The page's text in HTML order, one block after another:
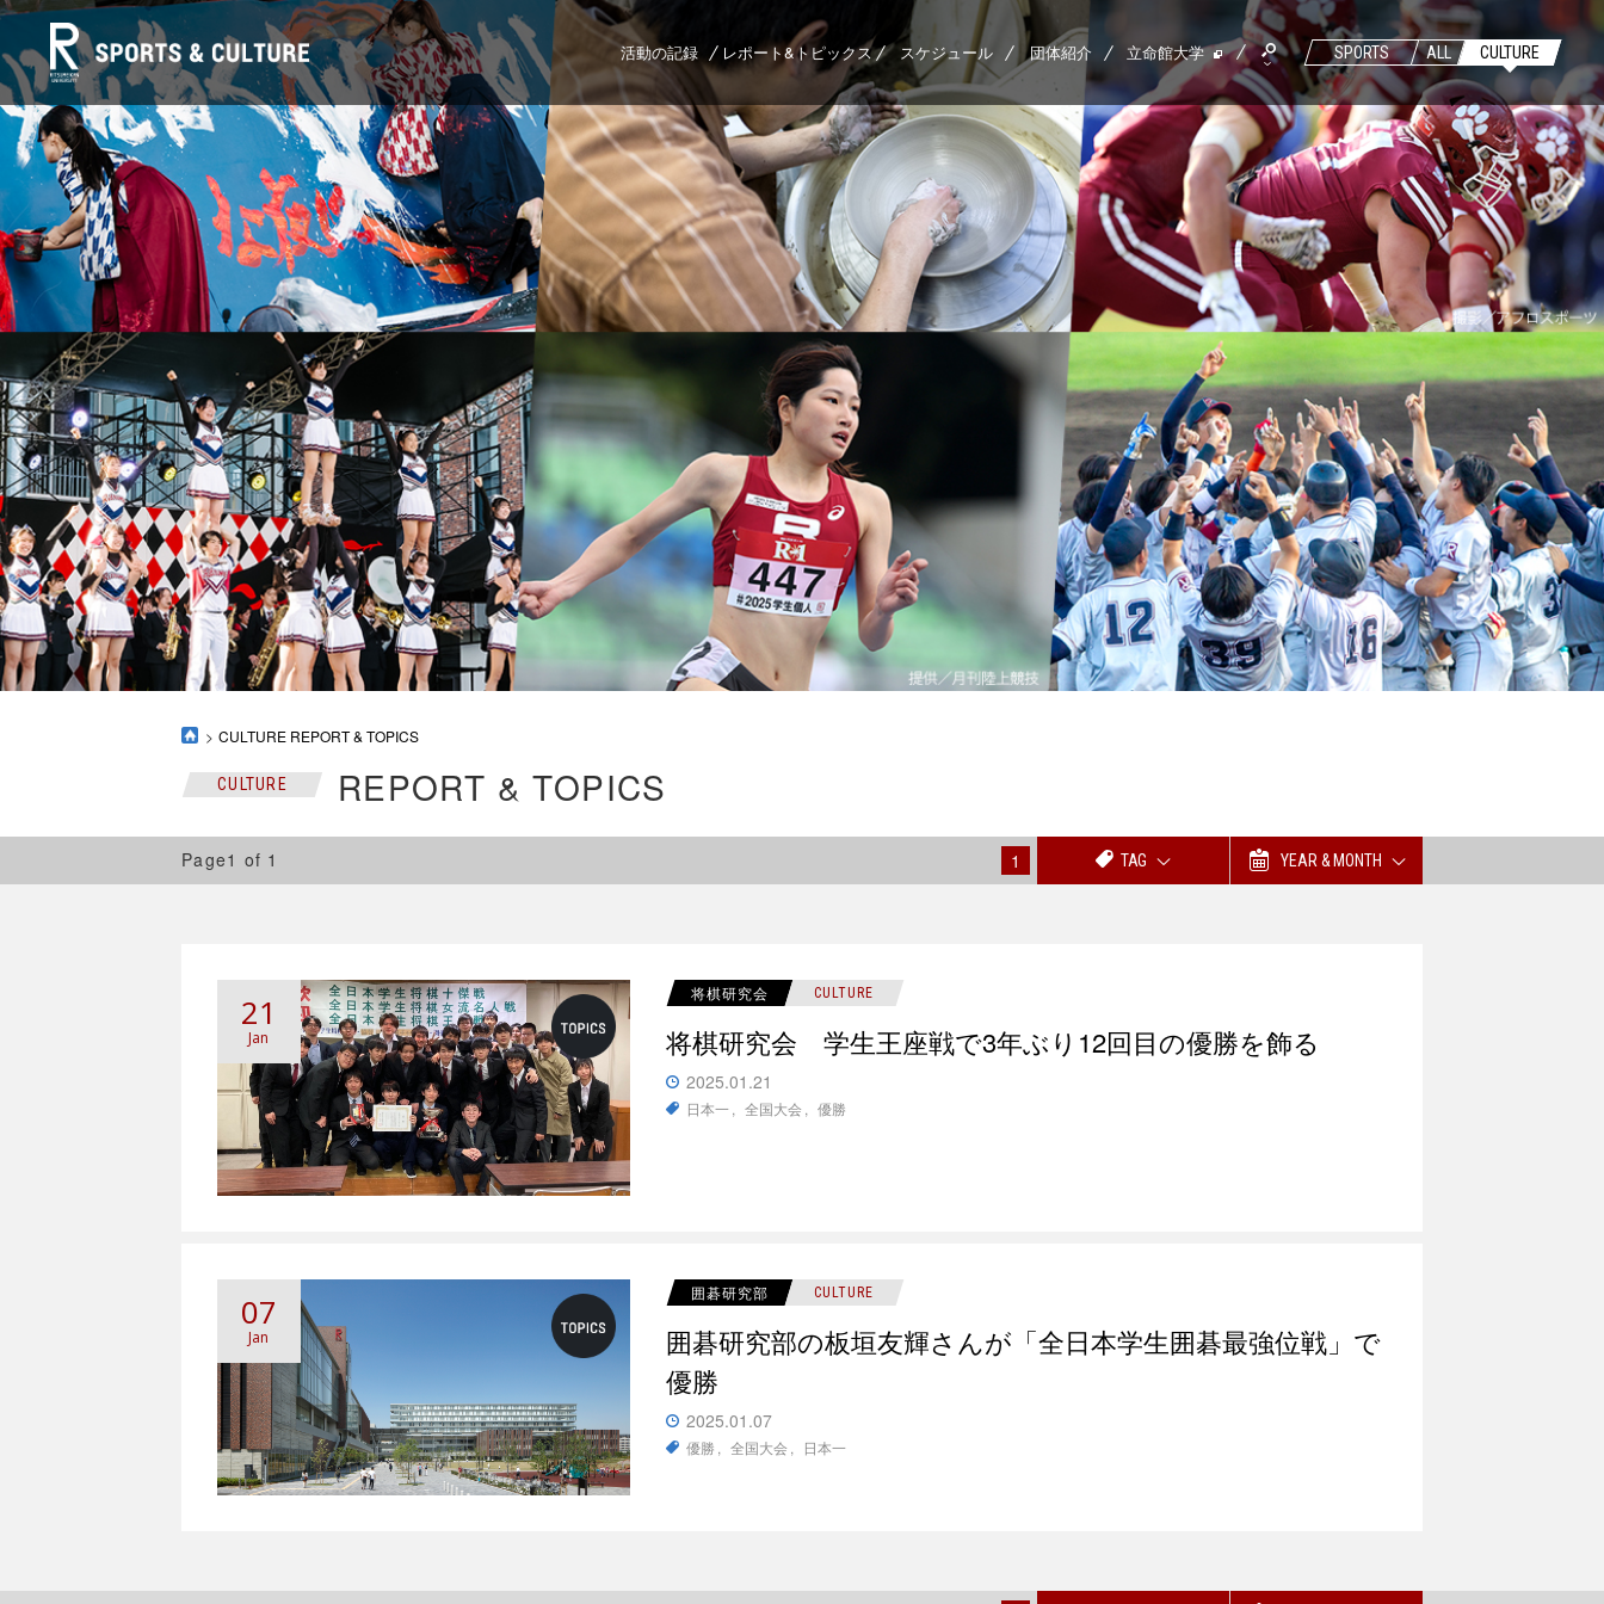
活動の記録 レポート&トピックス スケジュール 団体紹介 立命館大学 SPORTS ALL CULTURE
CULTURE REPORT & TOPICS
CULTURE REPORT & TOPICS
Page1 of 1 1 TAG YEAR & MONTH
21
Jan
将棋研究会 CULTURE
将棋研究会 学生王座戦で3年ぶり12回目の優勝を飾る
2025.01.21
日本一 全国大会 優勝
07
Jan
囲碁研究部 CULTURE
囲碁研究部の板垣友輝さんが「全日本学生囲碁最強位戦」で
優勝
2025.01.07
優勝 全国大会 日本一